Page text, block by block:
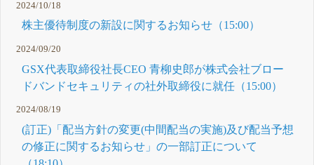
2024/10/18
株主優待制度の新設に関するお知らせ（15:00）
2024/09/20
GSX代表取締役社長CEO 青柳史郎が株式会社ブロー
ドバンドセキュリティの社外取締役に就任（15:00）
2024/08/19
(訂正)「配当方針の変更(中間配当の実施)及び配当予想
の修正に関するお知らせ」の一部訂正について